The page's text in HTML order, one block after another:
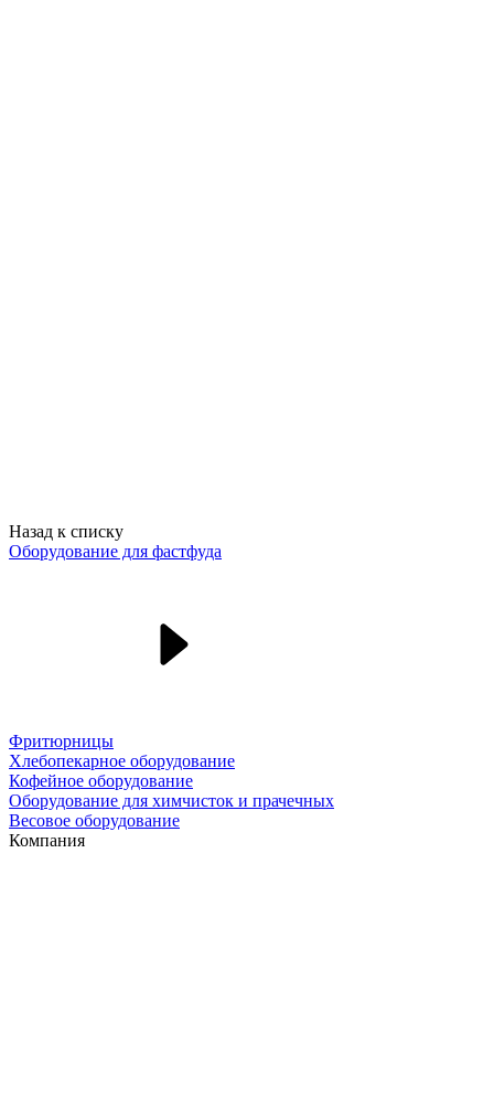
Назад к списку
Оборудование для фастфуда
Фритюрницы
Хлебопекарное оборудование
Кофейное оборудование
Оборудование для химчисток и прачечных
Весовое оборудование
Компания